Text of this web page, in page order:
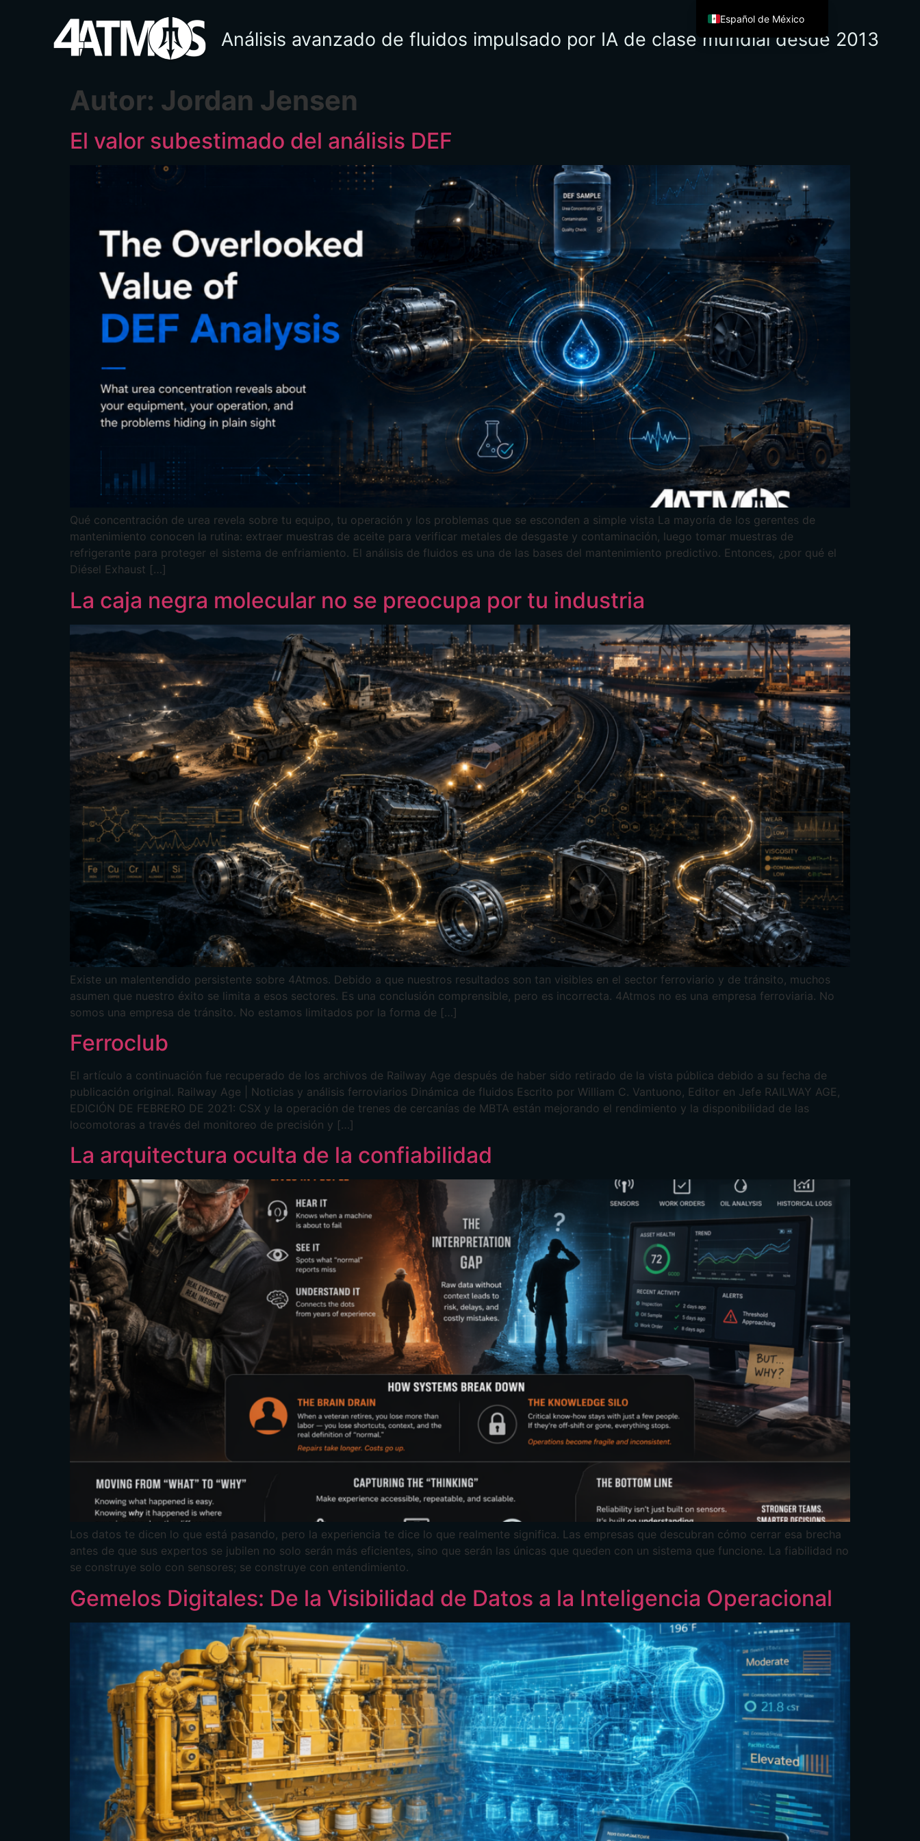
Análisis avanzado de fluidos impulsado por IA de clase mundial desde 2013
Autor: Jordan Jensen
El valor subestimado del análisis DEF
Qué concentración de urea revela sobre tu equipo, tu operación y los problemas que se esconden a simple vista La mayoría de los gerentes de
mantenimiento conocen la rutina: extraer muestras de aceite para verificar metales de desgaste y contaminación, luego tomar muestras de
refrigerante para proteger el sistema de enfriamiento. El análisis de fluidos es una de las bases del mantenimiento predictivo. Entonces, ¿por qué el
Diésel Exhaust […]
La caja negra molecular no se preocupa por tu industria
Existe un malentendido persistente sobre 4Atmos. Debido a que nuestros resultados son tan visibles en el sector ferroviario y de tránsito, muchos
asumen que nuestro éxito se limita a esos sectores. Es una conclusión comprensible, pero es incorrecta. 4Atmos no es una empresa ferroviaria. No
somos una empresa de tránsito. No estamos limitados por la forma de […]
Ferroclub
El artículo a continuación fue recuperado de los archivos de Railway Age después de haber sido retirado de la vista pública debido a su fecha de
publicación original. Railway Age | Noticias y análisis ferroviarios Dinámica de fluidos Escrito por William C. Vantuono, Editor en Jefe RAILWAY AGE,
EDICIÓN DE FEBRERO DE 2021: CSX y la operación de trenes de cercanías de MBTA están mejorando el rendimiento y la disponibilidad de las
locomotoras a través del monitoreo de precisión y […]
La arquitectura oculta de la confiabilidad
Los datos te dicen lo que está pasando, pero la experiencia te dice lo que realmente significa. Las empresas que descubran cómo cerrar esa brecha
antes de que sus expertos se jubilen no solo serán más eficientes, sino que serán las únicas que queden con un sistema que funcione. La fiabilidad no
se construye solo con sensores; se construye con entendimiento.
Gemelos Digitales: De la Visibilidad de Datos a la Inteligencia Operacional
Español de México
English
简体中文
繁體中文
हिन्दी
Français du Canada
Irish
Ελληνικά
Bahasa Indonesia
Bahasa Melayu
Sicilian
日本語